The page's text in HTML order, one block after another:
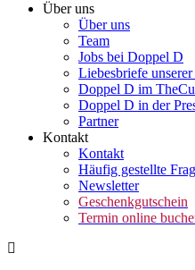
Über uns
Über uns
Team
Jobs bei Doppel D
Liebesbriefe
Doppel D im
Doppel D in der
Partner
Kontakt
Kontakt
Häufig gestellte
Newsletter
Geschenkgutschein
Termin online